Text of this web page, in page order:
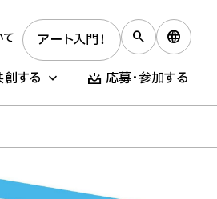
創する 応募・参加する
て アート入門！